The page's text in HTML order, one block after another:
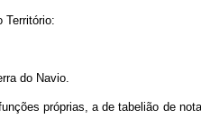
Território:
do Navio.
próprias, a de tabelião de